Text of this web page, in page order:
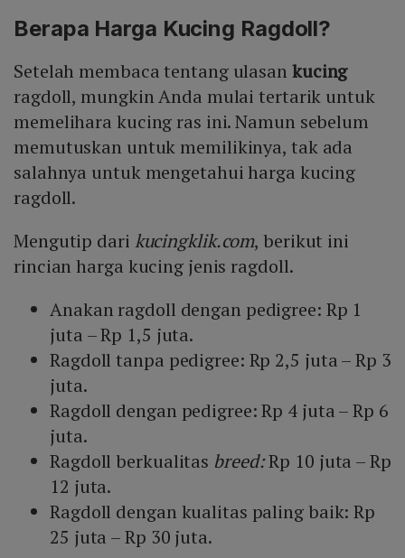
Berapa Harga Kucing Ragdoll?
Setelah membaca tentang ulasan kucing
ragdoll, mungkin Anda mulai tertarik untuk
memelihara kucing ras ini. Namun sebelum
memutuskan untuk memilikinya, tak ada
salahnya untuk mengetahui harga kucing
ragdoll.
Mengutip dari kucingklik.com, berikut ini
rincian harga kucing jenis ragdoll.
Anakan ragdoll dengan pedigree: Rp 1
juta – Rp 1,5 juta.
Ragdoll tanpa pedigree: Rp 2,5 juta – Rp 3
juta.
Ragdoll dengan pedigree: Rp 4 juta – Rp 6
juta.
Ragdoll berkualitas breed:Rp 10 juta – Rp
12 juta.
Ragdoll dengan kualitas paling baik: Rp
25 juta – Rp 30 juta.